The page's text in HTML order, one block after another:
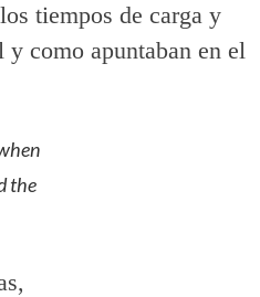
tiempos de carga y
y como apuntaban en el
the